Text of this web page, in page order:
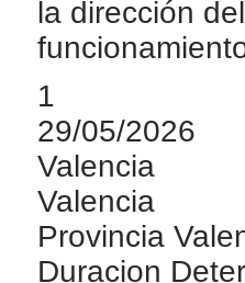
la dirección
1
29/05/2026
Valencia
Valencia
Provincia
Duracion